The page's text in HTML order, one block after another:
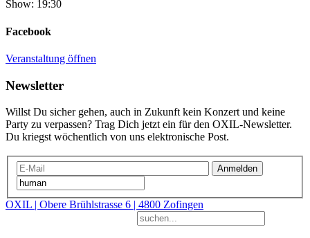
Show: 19:30
Facebook
Veranstaltung öffnen
Newsletter
Willst Du sicher gehen, auch in Zukunft kein Konzert und keine
Party zu verpassen? Trag Dich jetzt ein für den OXIL-Newsletter.
Du kriegst wöchentlich von uns elektronische Post.
Anmelden
OXIL | Obere Brühlstrasse 6 | 4800 Zofingen